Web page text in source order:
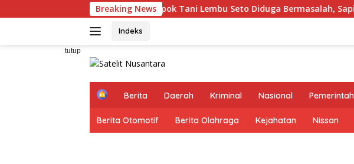
ke
Breaking News
UPPO Kelompok Tani Lembu Seto Diduga Bermasalah, Sapi Tinggal Tiga Ekor
Indeks
tutup
H
m
e
Berita Daerah Kriminal Nasional Pemerintah
Berita Otomotif Berita Olahraga Kejahatan Nissan